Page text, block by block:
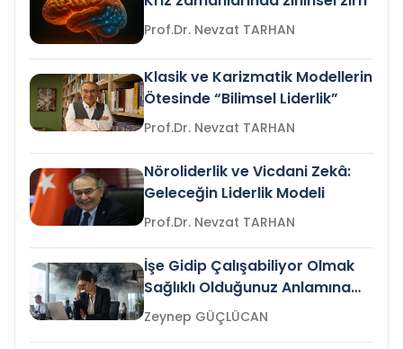
Prof.Dr. Nevzat TARHAN
Klasik ve Karizmatik Modellerin
Ötesinde “Bilimsel Liderlik”
Prof.Dr. Nevzat TARHAN
Nöroliderlik ve Vicdani Zekâ:
Geleceğin Liderlik Modeli
Prof.Dr. Nevzat TARHAN
İşe Gidip Çalışabiliyor Olmak
Sağlıklı Olduğunuz Anlamına
Gelir mi?Zeynep GÜÇLÜCAN